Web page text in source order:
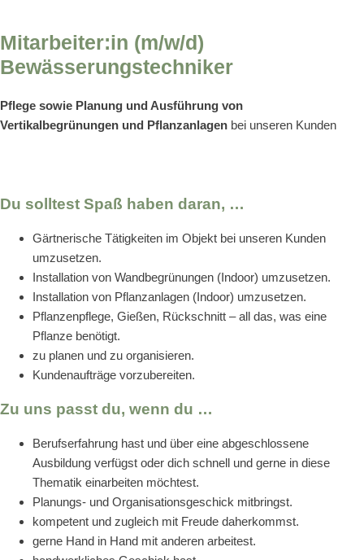
Mitarbeiter:in (m/w/d)
Bewässerungstechniker
Pflege sowie Planung und Ausführung von
Vertikalbegrünungen und Pflanzanlagen bei unseren Kunden
Du solltest Spaß haben daran, …
Gärtnerische Tätigkeiten im Objekt bei unseren Kunden
umzusetzen.
Installation von Wandbegrünungen (Indoor) umzusetzen.
Installation von Pflanzanlagen (Indoor) umzusetzen.
Pflanzenpflege, Gießen, Rückschnitt – all das, was eine
Pflanze benötigt.
zu planen und zu organisieren.
Kundenaufträge vorzubereiten.
Zu uns passt du, wenn du …
Berufserfahrung hast und über eine abgeschlossene
Ausbildung verfügst oder dich schnell und gerne in diese
Thematik einarbeiten möchtest.
Planungs- und Organisationsgeschick mitbringst.
kompetent und zugleich mit Freude daherkommst.
gerne Hand in Hand mit anderen arbeitest.